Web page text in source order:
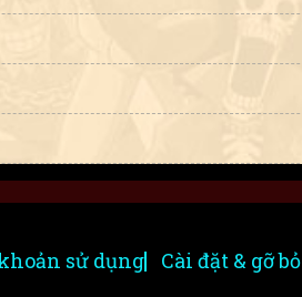
sử dụng Cài đặt & gỡ bỏ